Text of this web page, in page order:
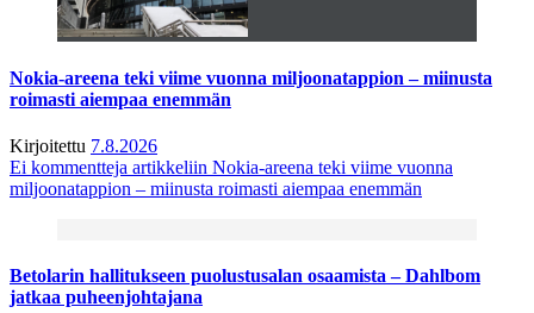
Nokia-areena teki viime vuonna miljoonatappion – miinusta
roimasti aiempaa enemmän
Kirjoitettu 7.8.2026
Ei kommentteja artikkeliin Nokia-areena teki viime vuonna
miljoonatappion – miinusta roimasti aiempaa enemmän
Betolarin hallitukseen puolustusalan osaamista – Dahlbom
jatkaa puheenjohtajana